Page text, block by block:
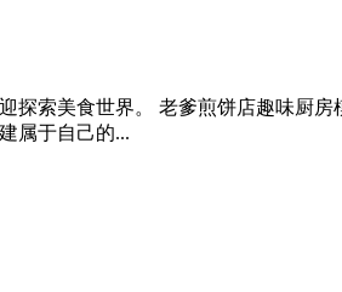
探索美食世界。 老爹煎饼店趣味厨
属于自己的...